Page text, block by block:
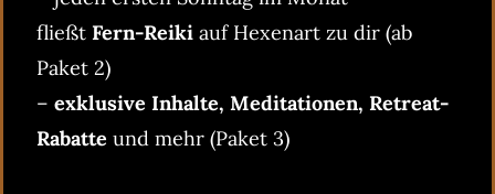
fließt Fern-Reiki auf Hexenart zu dir (ab
Paket 2)
– exklusive Inhalte, Meditationen, Retreat-
Rabatte und mehr (Paket 3)